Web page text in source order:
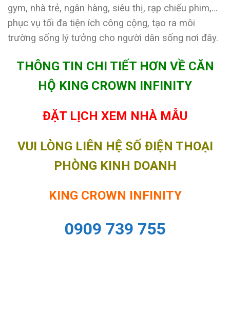
gym, nhà trẻ, ngân hàng, siêu thị, rạp chiếu phim,…
phục vụ tối đa tiện ích công cộng, tạo ra môi
trường sống lý tưởng cho người dân sống nơi đây.
THÔNG TIN CHI TIẾT HƠN VỀ CĂN
HỘ KING CROWN INFINITY
ĐẶT LỊCH XEM NHÀ MẪU
VUI LÒNG LIÊN HỆ SỐ ĐIỆN THOẠI
PHÒNG KINH DOANH
KING CROWN INFINITY
0909 739 755